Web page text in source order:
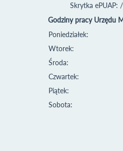
Skrytka ePUAP:
Godziny pracy Urzędu
Poniedziałek:
Wtorek:
Środa:
Czwartek:
Piątek:
Sobota: